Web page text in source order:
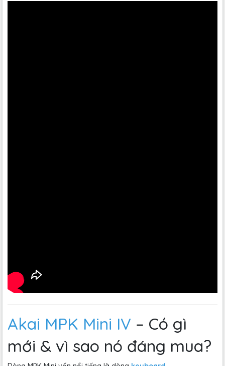
Akai MPK Mini IV – Có gì
mới & vì sao nó đáng mua?